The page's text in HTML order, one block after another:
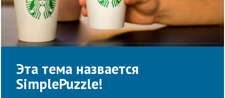
Эта тема назвается
SimplePuzzle!